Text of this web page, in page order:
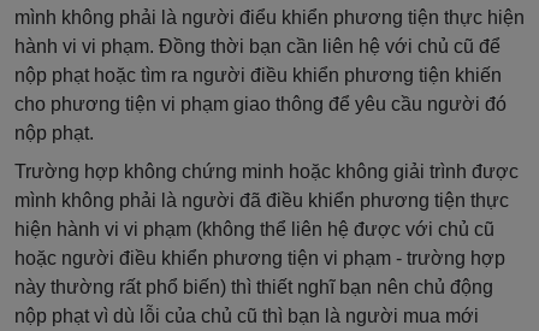
mình không phải là người điểu khiển phương tiện thực hiện
hành vi vi phạm. Đồng thời bạn cần liên hệ với chủ cũ để
nộp phạt hoặc tìm ra người điều khiển phương tiện khiến
cho phương tiện vi phạm giao thông để yêu cầu người đó
nộp phạt.
Trường hợp không chứng minh hoặc không giải trình được
mình không phải là người đã điều khiển phương tiện thực
hiện hành vi vi phạm (không thể liên hệ được với chủ cũ
hoặc người điều khiển phương tiện vi phạm - trường hợp
này thường rất phổ biến) thì thiết nghĩ bạn nên chủ động
nộp phạt vì dù lỗi của chủ cũ thì bạn là người mua mới